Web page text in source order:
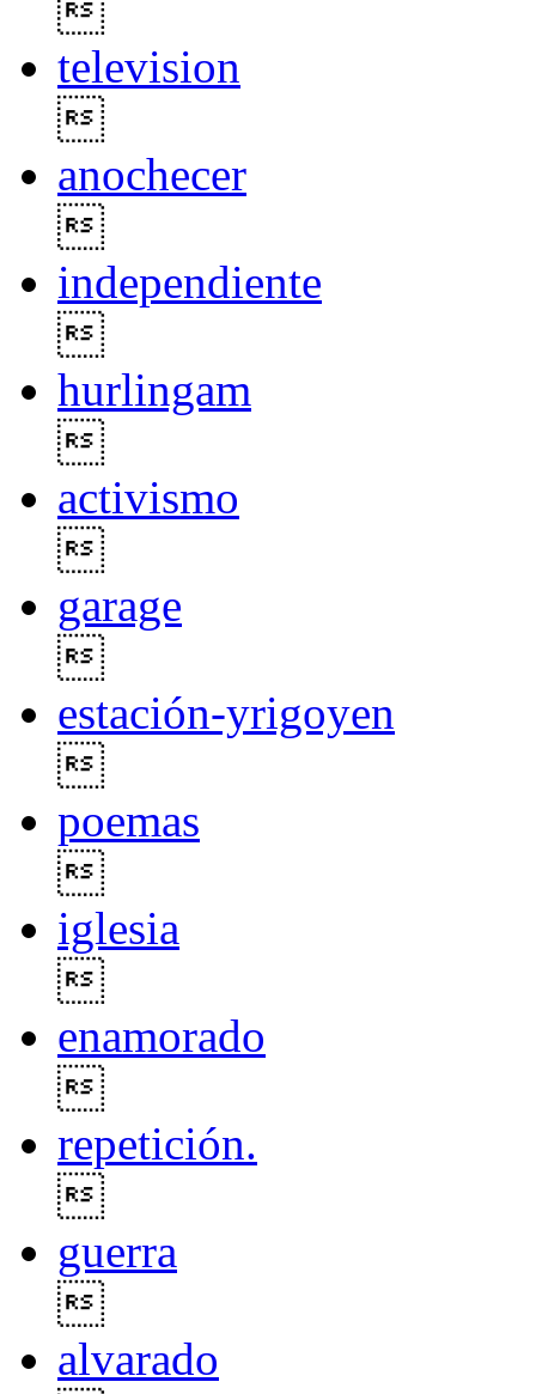
television
anochecer
independiente
hurlingam
activismo
garage
estación-yrigoyen
poemas
iglesia
enamorado
repetición.
guerra
alvarado